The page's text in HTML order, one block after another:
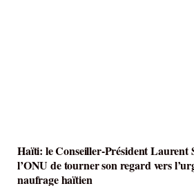
Haïti: le Conseiller-Président Laurent
l’ONU de tourner son regard vers
naufrage haïtien